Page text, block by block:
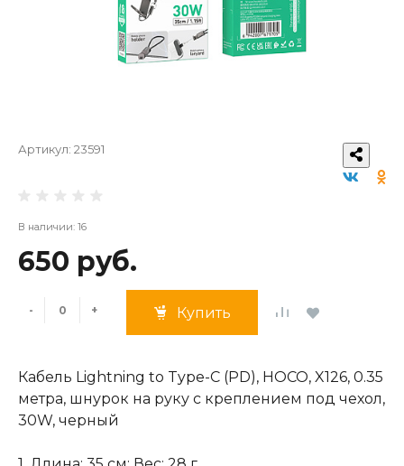
Артикул: 23591
В наличии: 16
650 руб.
- + Купить
Кабель Lightning to Type-C (PD), HOCO, X126, 0.35
метра, шнурок на руку с креплением под чехол,
30W, черный